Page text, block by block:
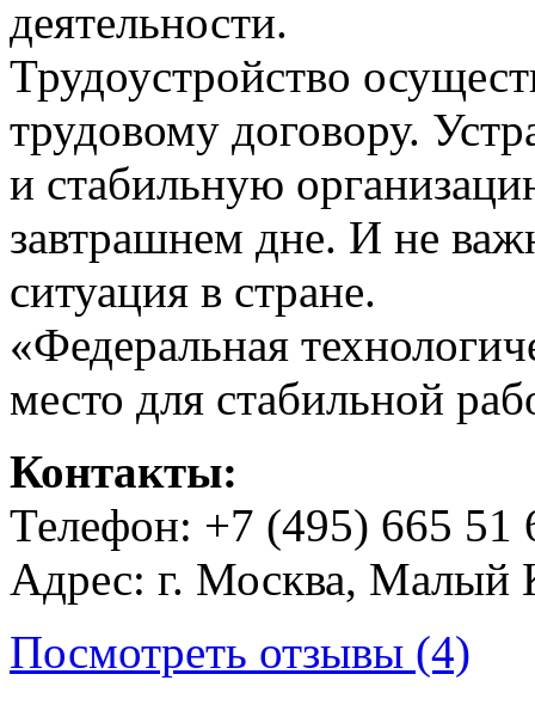
деятельности.
Трудоустройство
трудовому договору.
и стабильную
завтрашнем дне. И не
ситуация в стране.
«Федеральная
место для стабильной
Контакты:
Телефон: +7 (495) 665 51
Адрес: г. Москва, Малый
Посмотреть отзывы (4)